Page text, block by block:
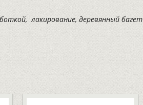
лакирование, деревянный багет